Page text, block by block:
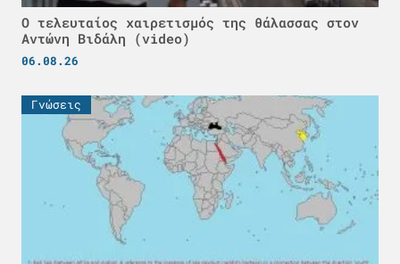
Ο τελευταίος χαιρετισμός της θάλασσας στον
Αντώνη Βιδάλη (video)
06.08.26
Γνώσεις